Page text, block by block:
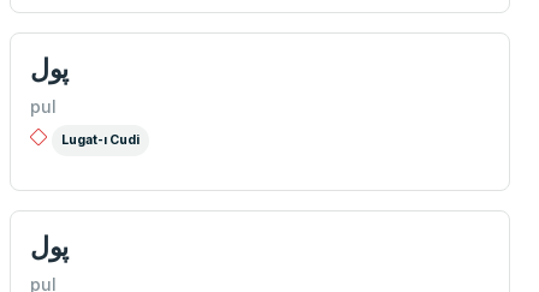
پول
pul
Lugat-ı Cudi
پول
pul